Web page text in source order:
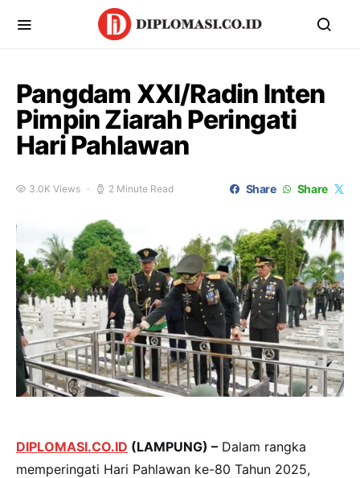
Pangdam XXI/Radin Inten
Pimpin Ziarah Peringati
Hari Pahlawan
3.0K Views 2 Minute Read Share Share
DIPLOMASI.CO.ID (LAMPUNG) – Dalam rangka
memperingati Hari Pahlawan ke-80 Tahun 2025,